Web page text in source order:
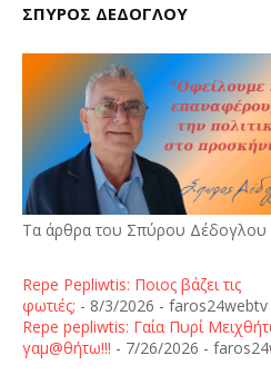
ΣΠΥΡΟΣ ΔΕΔΟΓΛΟΥ
Τα άρθρα του Σπύρου Δέδογλου
Repe Pepliwtis: Ποιος βάζει τις
φωτιές; - 8/3/2026 - faros24webtv
Repe pepliwtis: Γαία Πυρί
γαμ@θήτω!!! - 7/26/2026 -